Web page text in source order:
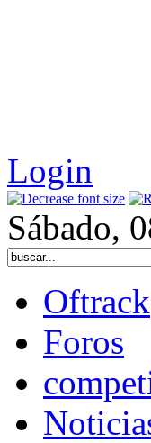
Login
Sábado,
Oftrack
Foros